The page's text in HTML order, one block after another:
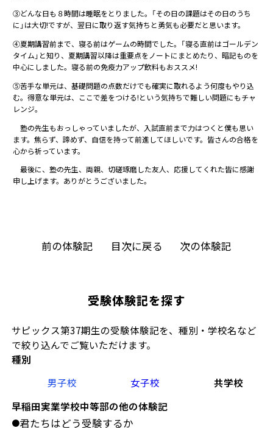
受験体験記を探す
サピックス第37期生の受験体験記を、種別・学校名など
で絞り込んでご覧いただけます。
種別
男子校
女子校
共学校
早稲田実業学校中等部の他の体験記
●君たちはどう受験するか
③どんな日も８時間は睡眠をとりました。「その日の課題はその日のうち
に」は大切!ですが、翌日に取り返す気持ちと勇気も必要だと思います。
④夏期講習前まで、寝る前はゲームの時間でした。「寝る直前はゴールデン
タイム」と知り、夏期講習以降は重要点をノートにまとめたり、暗記ものを
中心にしました。寝る前の免疫力アップ飲料もおススメ!
⑤苦手な単元は、基礎問題の点数だけでも確実に取れるよう何度もやり込
む。得意な単元は、ここで差をつける!という気持ちで難しい問題にもチャ
レンジ。
塾の先生もおっしゃっていましたが、入試直前まで力はつくと僕も思い
ます。焦らず、諦めず、自信を持って前進してほしいです。皆さんの合格を
心から祈っています。
最後に、塾の先生、両親、切磋琢磨した友人、応援してくれた皆に感謝
申し上げます。ありがとうございました。
前の体験記 目次に戻る 次の体験記